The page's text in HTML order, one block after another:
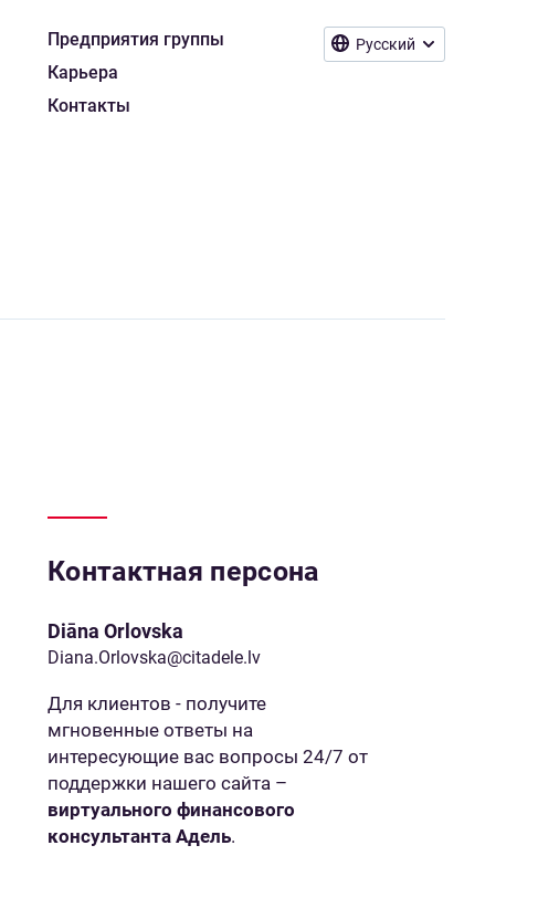
Русский
Предприятия группы
Карьера
Контакты
Контактная персона
Diāna Orlovska
Diana.Orlovska@citadele.lv
Для клиентов - получите
мгновенные ответы на
интересующие вас вопросы 24/7 от
поддержки нашего сайта –
виртуального финансового
консультанта Адель.